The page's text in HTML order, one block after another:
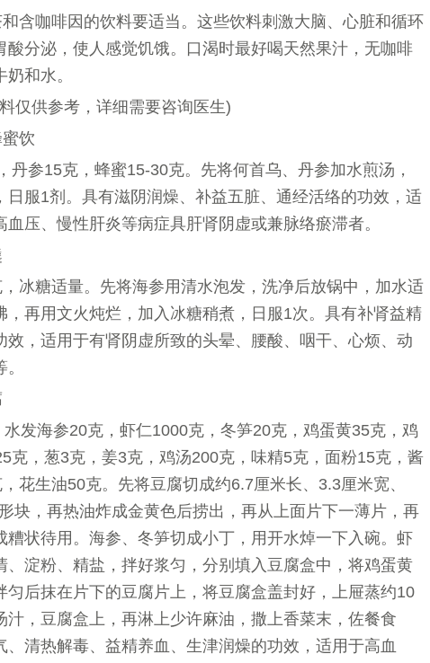
含咖啡因的饮料要适当。这些饮料刺激大脑、心脏和循环
酸分泌，使人感觉饥饿。口渴时最好喝天然果汁，无咖啡
和水。
仅供参考，详细需要咨询医生)
饮
丹参15克，蜂蜜15-30克。先将何首乌、丹参加水煎汤，
日服1剂。具有滋阴润燥、补益五脏、通经活络的功效，适
血压、慢性肝炎等病症具肝肾阴虚或兼脉络瘀滞者。
冰糖适量。先将海参用清水泡发，洗净后放锅中，加水适
，再用文火炖烂，加入冰糖稍煮，日服1次。具有补肾益精
效，适用于有肾阴虚所致的头晕、腰酸、咽干、心烦、动
发海参20克，虾仁1000克，冬笋20克，鸡蛋黄35克，鸡
克，葱3克，姜3克，鸡汤200克，味精5克，面粉15克，酱
花生油50克。先将豆腐切成约6.7厘米长、3.3厘米宽、
块，再热油炸成金黄色后捞出，再从上面片下一薄片，再
糟状待用。海参、冬笋切成小丁，用开水焯一下入碗。虾
、淀粉、精盐，拌好浆匀，分别填入豆腐盒中，将鸡蛋黄
匀后抹在片下的豆腐片上，将豆腐盒盖封好，上屉蒸约10
汁，豆腐盒上，再淋上少许麻油，撒上香菜末，佐餐食
、清热解毒、益精养血、生津润燥的功效，适用于高血